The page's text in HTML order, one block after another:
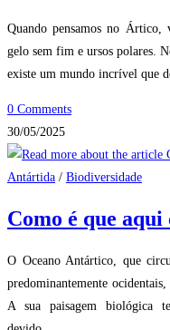
Quando pensamos no Ártico,
gelo sem fim e ursos polares.
existe um mundo incrível que
0 Comments
30/05/2025
Antártida / Biodiversidade
Como é que aqui
O Oceano Antártico, que
predominantemente ocidentais,
A sua paisagem biológica